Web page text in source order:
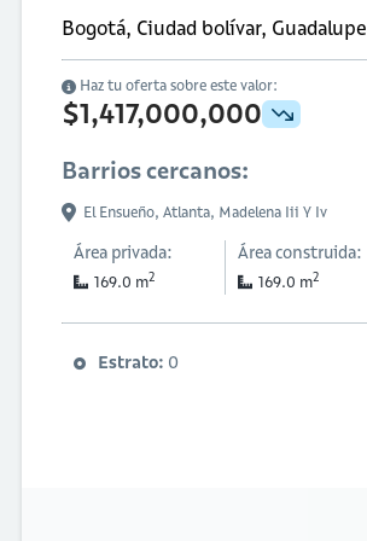
Bogotá, Ciudad bolívar, Guadalupe
Haz tu oferta sobre este valor:
$1,417,000,000
Barrios cercanos:
El Ensueño, Atlanta, Madelena Iii Y Iv
Área privada:
169.0 m2
Área construida:
169.0 m2
Estrato: 0